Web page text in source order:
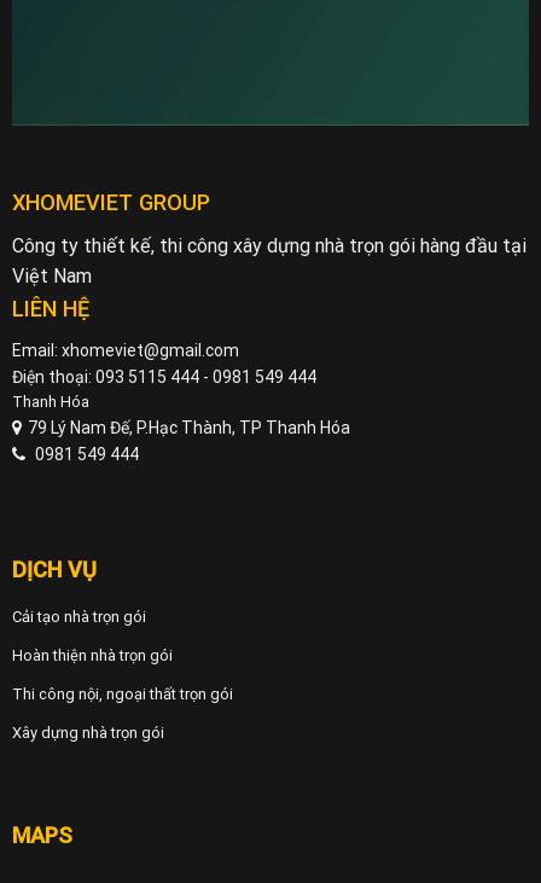
XHOMEVIET GROUP
Công ty thiết kế, thi công xây dựng nhà trọn gói hàng đầu tại
Việt Nam
LIÊN HỆ
Email: xhomeviet@gmail.com
Điện thoại: 093 5115 444 - 0981 549 444
Thanh Hóa
79 Lý Nam Đế, P.Hạc Thành, TP Thanh Hóa
0981 549 444
DỊCH VỤ
Cải tạo nhà trọn gói
Hoàn thiện nhà trọn gói
Thi công nội, ngoại thất trọn gói
Xây dựng nhà trọn gói
MAPS